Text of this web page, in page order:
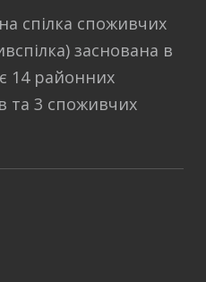
спілка споживчих
заснована в
14 районних
та 3 споживчих